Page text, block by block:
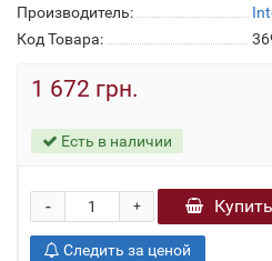
Производитель:
Код Товара:
1 672 грн.
Есть в наличии
+
- Купить
Следить за ценой